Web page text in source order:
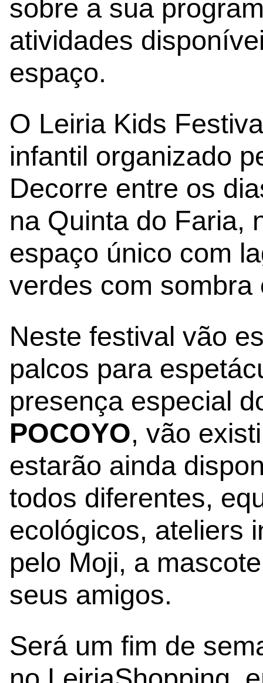
sobre a sua
atividades
espaço.
O Leiria Kids
infantil organizado
Decorre entre os
na Quinta do Faria,
espaço único com
verdes com
Neste festival vão
palcos para
presença especial
POCOYO, vão
estarão ainda
todos diferentes,
ecológicos, ateliers
pelo Moji, a
seus amigos.
Será um fim de